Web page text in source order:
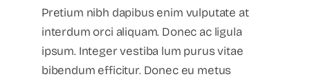
Pretium nibh dapibus enim vulputate at
interdum orci aliquam. Donec ac ligula
ipsum. Integer vestiba lum purus vitae
bibendum efficitur. Donec eu metus